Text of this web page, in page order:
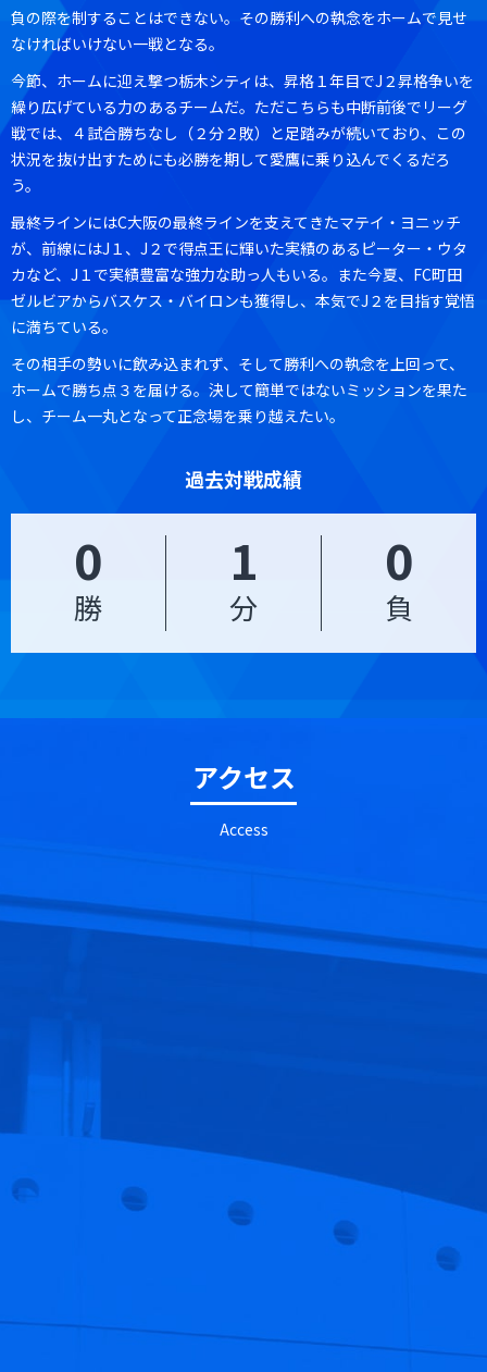
負の際を制することはできない。その勝利への執念をホームで見せ
なければいけない一戦となる。
今節、ホームに迎え撃つ栃木シティは、昇格１年目でJ２昇格争いを
繰り広げている力のあるチームだ。ただこちらも中断前後でリーグ
戦では、４試合勝ちなし（２分２敗）と足踏みが続いており、この
状況を抜け出すためにも必勝を期して愛鷹に乗り込んでくるだろ
う。
最終ラインにはC大阪の最終ラインを支えてきたマテイ・ヨニッチ
が、前線にはJ１、J２で得点王に輝いた実績のあるピーター・ウタ
カなど、J１で実績豊富な強力な助っ人もいる。また今夏、FC町田
ゼルビアからバスケス・バイロンも獲得し、本気でJ２を目指す覚悟
に満ちている。
その相手の勢いに飲み込まれず、そして勝利への執念を上回って、
ホームで勝ち点３を届ける。決して簡単ではないミッションを果た
し、チーム一丸となって正念場を乗り越えたい。
過去対戦成績
0 1 0
勝 分 負
アクセス
Access